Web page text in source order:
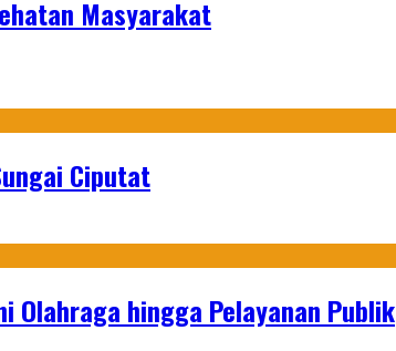
Masyarakat
Ciputat
Olahraga hingga Pelayanan Publik